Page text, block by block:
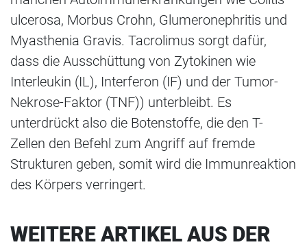
ulcerosa, Morbus Crohn, Glumeronephritis und
Myasthenia Gravis. Tacrolimus sorgt dafür,
dass die Ausschüttung von Zytokinen wie
Interleukin (IL), Interferon (IF) und der Tumor-
Nekrose-Faktor (TNF)) unterbleibt. Es
unterdrückt also die Botenstoffe, die den T-
Zellen den Befehl zum Angriff auf fremde
Strukturen geben, somit wird die Immunreaktion
des Körpers verringert.
WEITERE ARTIKEL AUS DER